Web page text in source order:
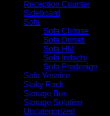
Reception Counter
Sideboard
Sofa
Sofa Chitose
Sofa Donati
Sofa HM
Sofa Indachi
Sofa Prodesign
Sofa Yesnice
Staky Rack
Storage Box
Storage Solution
Uncategorized